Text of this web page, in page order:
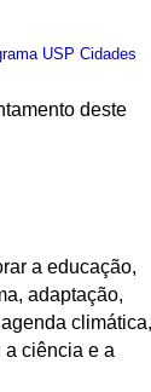
USP Cidades
deste
a educação,
adaptação,
climática,
a ciência e a